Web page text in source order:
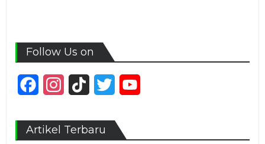
Follow Us on
FacebookInstagram
TikTok Twitter
Artikel Terbaru